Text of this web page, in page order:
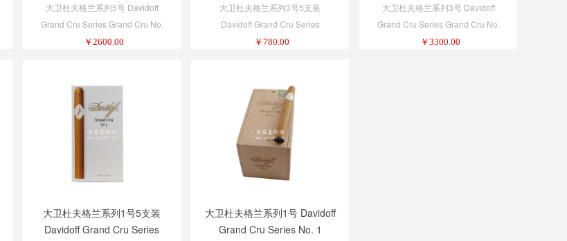
No. 5
大卫杜夫格兰系列5号 Davidoff
Grand Cru Series Grand Cru No.
5
￥ 2600.00
Grand Cru No. 3 5-Pack 1/5
大卫杜夫格兰系列3号5支装
Davidoff Grand Cru Series
Grand Cru No. 3 5-Pack 1/5
￥ 780.00
No. 3
大卫杜夫格兰系列3号 Davidoff
Grand Cru Series Grand Cru No.
3
￥ 3300.00
大卫杜夫格兰系列1号5支装
Davidoff Grand Cru Series
大卫杜夫格兰系列1号 Davidoff
Grand Cru Series No. 1